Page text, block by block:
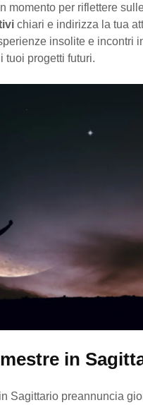
momento per riflettere
chiari e indirizza la tua
insolite e incontri
tuoi progetti futuri.
in
in Sagittario preannuncia